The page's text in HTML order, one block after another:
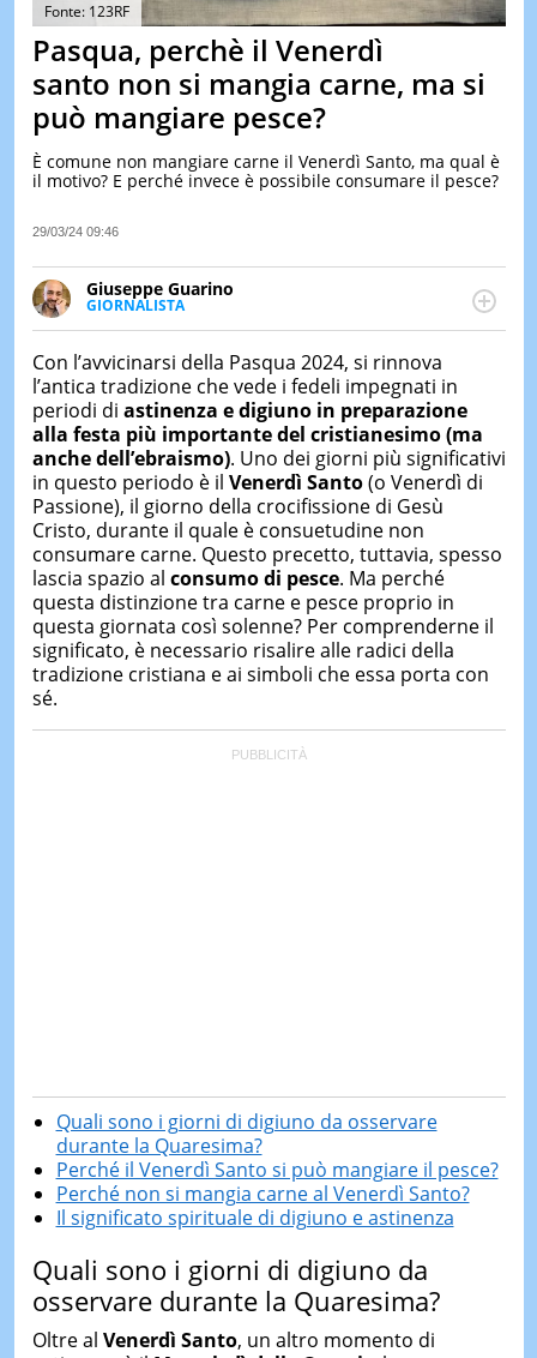
&
TEST
LE
DI
DI
IERI
Fonte: 123RF
Pasqua, perchè il Venerdì
santo non si mangia carne, ma si
può mangiare pesce?
È comune non mangiare carne il Venerdì Santo, ma qual è
il motivo? E perché invece è possibile consumare il pesce?
29/03/24 09:46
Giuseppe Guarino
GIORNALISTA
Ph(D) in Diritto Comparato e processi di
particolare sulla Storia contemporanea di America
Latina e Spagna. Collabora con numerose testate ed
è presidente dell'Associazione Culturale "La
Biblioteca del Sannio".
Con l’avvicinarsi della Pasqua 2024, si rinnova
l’antica tradizione che vede i fedeli impegnati in
periodi di astinenza e digiuno in preparazione
alla festa più importante del cristianesimo(ma
anche dell’ebraismo). Uno dei giorni più significativi
in questo periodo è il Venerdì Santo(o Venerdì di
Passione), il giorno della crocifissione di Gesù
Cristo, durante il quale è consuetudine non
consumare carne. Questo precetto, tuttavia, spesso
lascia spazio al consumo di pesce. Ma perché
questa distinzione tra carne e pesce proprio in
questa giornata così solenne? Per comprenderne il
significato, è necessario risalire alle radici della
tradizione cristiana e ai simboli che essa porta con
sé.
Quali sono i giorni di digiuno da osservare
durante la Quaresima?
Perché il Venerdì Santo si può mangiare il pesce?
Perché non si mangia carne al Venerdì Santo?
Il significato spirituale di digiuno e astinenza
Quali sono i giorni di digiuno da
osservare durante la Quaresima?
Oltre al Venerdì Santo, un altro momento di